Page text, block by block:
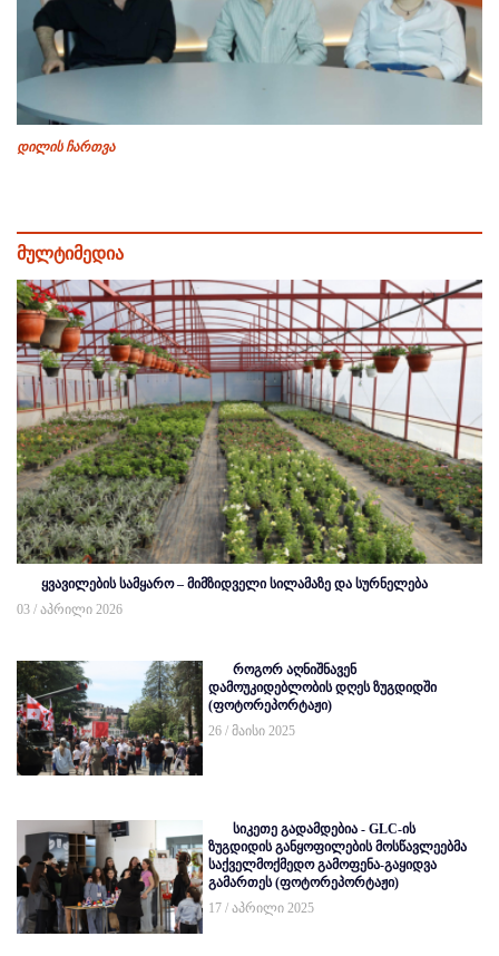
დილის ჩართვა
მულტიმედია
ყვავილების სამყარო – მიმზიდველი სილამაზე და სურნელება
03 / აპრილი 2026
როგორ აღნიშნავენ
დამოუკიდებლობის დღეს ზუგდიდში
(ფოტორეპორტაჟი)
26 / მაისი 2025
სიკეთე გადამდებია - GLC-ის
ზუგდიდის განყოფილების მოსწავლეებმა
საქველმოქმედო გამოფენა-გაყიდვა
გამართეს (ფოტორეპორტაჟი)
17 / აპრილი 2025